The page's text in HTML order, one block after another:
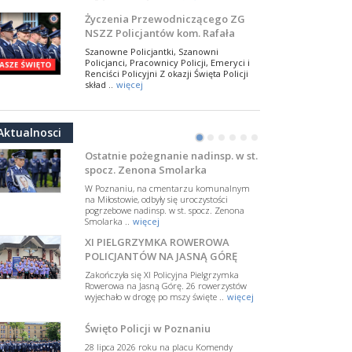
Życzenia Przewodniczącego ZG
NSZZ Policjantów kom. Rafała
Jankowskiego z okazji Święta
Policji 2026
Szanowne Policjantki, Szanowni
Policjanci, Pracownicy Policji, Emeryci i
Renciści Policyjni Z okazji Święta Policji
skład .. więcej
NSZZ Policjantów: Policja nie może
W przestrzeni publicznej po raz kolejny
pojawiły się wypowiedzi, które uderzają
w funkcjonariuszki i funkcjonariuszy
Policj .. więcej
Dodatkowe zarobkowanie
policjantów. NSZZP: obecne
rozwiązania wymagają zmian
zmiany przepisów regulujących
podejmowanie przez policjantów
dodatkowej pracy zarobkowe ..
więcej
Krok 1. Umorzenie. Krok 2. Walka
z hejtem
Postępowanie dotyczące interwencji
Policji w miejscu zamieszkania red.
Tomasza Sakiewicza zostało umorzone.
•• • •••
NSZZ Policjantów
Na zaproszenie Zarządu Głównego NSZZ
Policjantów w Polsce gościł Rafael Laskowski z
Departamentu Policji w Nowym Jorku, o
.. więcej
PAMIĘTAMY I ODDAJMY HOŁD ST.
SIERŻ. MARKOWI SIENICKIEMU
poświęconą starszemu sierżantowi Mar
Ostatnie pożegnanie nadinsp. w st.
spocz. Zenona Smolarka
W Poznaniu, na cmentarzu komunalnym
na Miłostowie, odbyły się uroczystości
pogrzebowe nadinsp. w st. spocz. Zenona
Smolarka .. więcej
XI PIELGRZYMKA ROWEROWA
POLICJANTÓW NA JASNĄ GÓRĘ
Zakończyła się XI Policyjna Pielgrzymka
Rowerowa na Jasną Górę. 26 rowerzystów
wyjechało w drogę po mszy święte .. więcej
Święto Policji w Poznaniu
28 lipca 2026 roku na placu Komendy